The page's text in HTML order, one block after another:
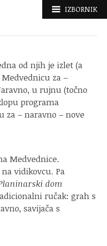
IZBORNIK
od njih je izlet (a
za –
u rujnu (točno
programa
za – naravno – nove
Medvednice.
vidikovcu. Pa
dom
ručak: grah s
savijača s